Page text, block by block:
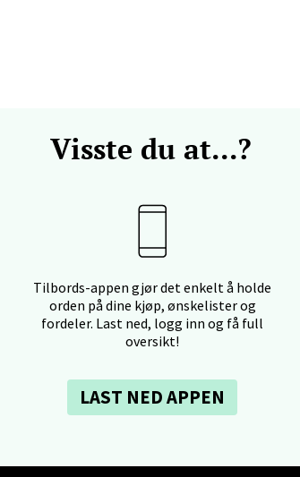
Visste du at...?
Tilbords-appen gjør det enkelt å holde
orden på dine kjøp, ønskelister og
fordeler. Last ned, logg inn og få full
oversikt!
LAST NED APPEN
- Hvaltorvet